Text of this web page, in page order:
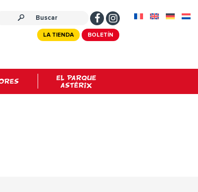
BOLETÍN
LA TIENDA
EL PARQUE
ASTÉRIX